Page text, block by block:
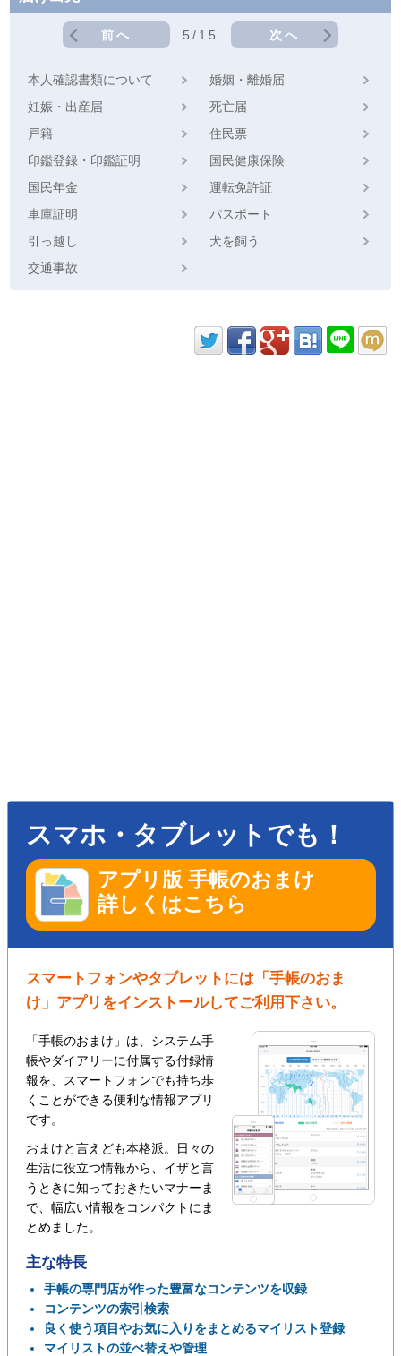
前へ 5/15 次へ
本人確認書類について
婚姻・離婚届
妊娠・出産届
死亡届
戸籍
住民票
印鑑登録・印鑑証明
国民健康保険
国民年金
運転免許証
車庫証明
パスポート
引っ越し
犬を飼う
交通事故
スマホ・タブレットでも！
アプリ版 手帳のおまけ
詳しくはこちら
スマートフォンやタブレットには「手帳のおま
け」アプリをインストールしてご利用下さい。
「手帳のおまけ」は、システム手
帳やダイアリーに付属する付録情
報を、スマートフォンでも持ち歩
くことができる便利な情報アプリ
です。
おまけと言えども本格派。日々の
生活に役立つ情報から、イザと言
うときに知っておきたいマナーま
で、幅広い情報をコンパクトにま
とめました。
主な特長
手帳の専門店が作った豊富なコンテンツを収録
コンテンツの索引検索
良く使う項目やお気に入りをまとめるマイリスト登録
マイリストの並べ替えや管理